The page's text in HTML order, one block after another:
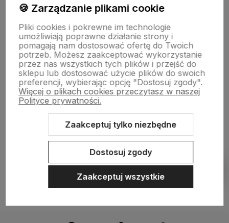
Płatności i dostawa
Informacje
O nas
Sklep internetowy Shoper.pl Szablon Shoper Modern 3.0™
🍪 Zarządzanie plikami cookie
Pliki cookies i pokrewne im technologie
umożliwiają poprawne działanie strony i
pomagają nam dostosować ofertę do Twoich
potrzeb. Możesz zaakceptować wykorzystanie
przez nas wszystkich tych plików i przejść do
sklepu lub dostosować użycie plików do swoich
preferencji, wybierając opcję "Dostosuj zgody".
Więcej o plikach cookies przeczytasz w naszej
Polityce prywatności.
Zaakceptuj tylko niezbędne
Dostosuj zgody
Zaakceptuj wszystkie